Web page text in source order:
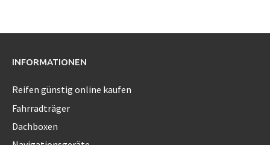
INFORMATIONEN
Reifen günstig online kaufen
Fahrradträger
Dachboxen